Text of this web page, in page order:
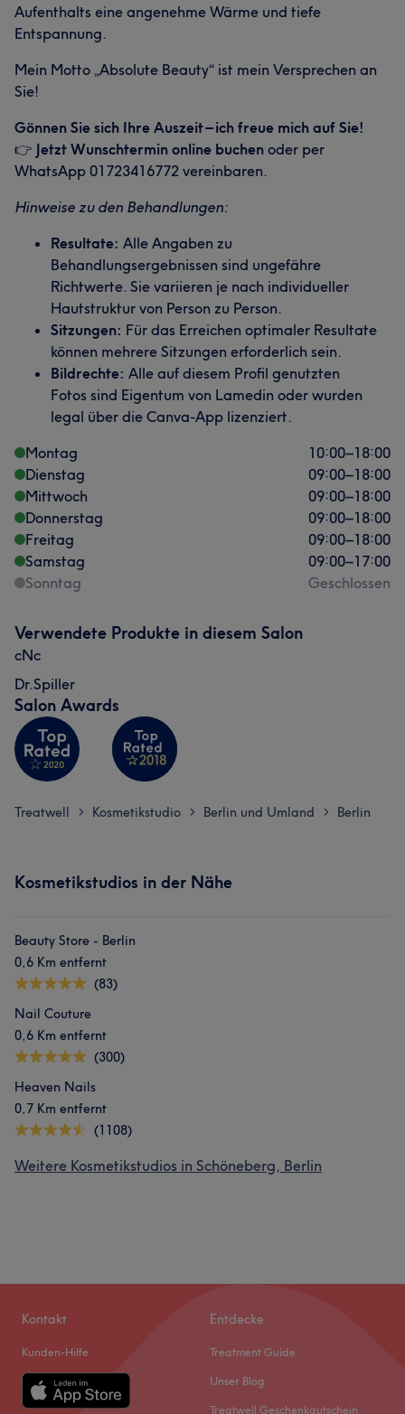
Aufenthalts eine angenehme Wärme und tiefe
Entspannung.
Mein Motto „Absolute Beauty“ ist mein Versprechen an
Sie!
Gönnen Sie sich Ihre Auszeit – ich freue mich auf Sie!
👉 Jetzt Wunschtermin online buchen oder per
WhatsApp 01723416772 vereinbaren.
Hinweise zu den Behandlungen:
Resultate: Alle Angaben zu
Behandlungsergebnissen sind ungefähre
Richtwerte. Sie variieren je nach individueller
Hautstruktur von Person zu Person.
Sitzungen: Für das Erreichen optimaler Resultate
können mehrere Sitzungen erforderlich sein.
Bildrechte: Alle auf diesem Profil genutzten
Fotos sind Eigentum von Lamedin oder wurden
legal über die Canva-App lizenziert.
Montag
10:00–18:00
Dienstag
09:00–18:00
Mittwoch
09:00–18:00
Donnerstag
09:00–18:00
Freitag
09:00–18:00
Samstag
09:00–17:00
Sonntag
Geschlossen
Verwendete Produkte in diesem Salon
cNc
Dr.Spiller
Salon Awards
Treatwell > Kosmetikstudio > Berlin und Umland > Berlin
Kosmetikstudios in der Nähe
Beauty Store - Berlin
0,6 Km entfernt
(83)
Nail Couture
0,6 Km entfernt
(300)
Heaven Nails
0,7 Km entfernt
(1108)
Weitere Kosmetikstudios in Schöneberg, Berlin
Kontakt
Kunden-Hilfe
Entdecke
Treatment Guide
Unser Blog
Treatwell Geschenkgutschein